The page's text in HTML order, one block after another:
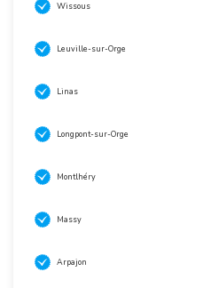
Wissous
Leuville-sur-Orge
Linas
Longpont-sur-Orge
Montlhéry
Massy
Arpajon